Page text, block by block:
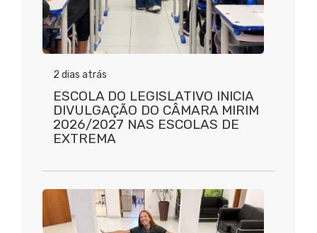
2 dias atrás
ESCOLA DO LEGISLATIVO INICIA
DIVULGAÇÃO DO CÂMARA MIRIM
2026/2027 NAS ESCOLAS DE
EXTREMA